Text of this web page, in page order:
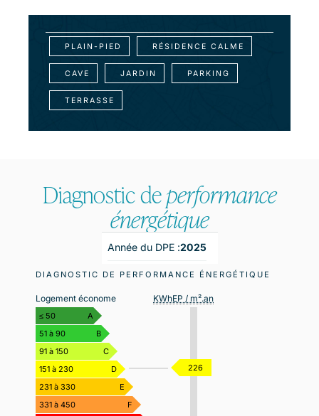
PLAIN-PIED RÉSIDENCE CALME
CAVE JARDIN PARKING
TERRASSE
Diagnostic deperformance
énergétique
Année du DPE :2025
DIAGNOSTIC DE PERFORMANCE ÉNERGÉTIQUE
Logement économe KWhEP / m².an
≤ 50
A
51 à 90
B
91 à 150
C
151 à 230
D
231 à 330
E
331 à 450
F
226